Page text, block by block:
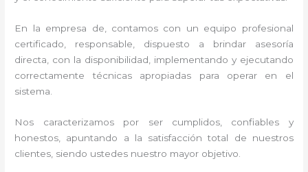
En la empresa de , contamos con un equipo profesional
certificado, responsable, dispuesto a brindar asesoría
directa, con la disponibilidad, implementando y ejecutando
correctamente técnicas apropiadas para operar en el
sistema.
Nos caracterizamos por ser cumplidos, confiables y
honestos, apuntando a la satisfacción total de nuestros
clientes, siendo ustedes nuestro mayor objetivo.